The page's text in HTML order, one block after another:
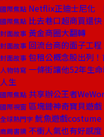
國際焦點 Netflix正迪士尼化
國際焦點 比去巷口超商買還
封面故事 黃金商圈大翻轉
封面故事 回流台商的面子工
封面故事 包租公概念股出列
人物特寫 一條街讓他52年生
人生
國際焦點 共享辦公王者
國際視窗 區塊鏈神奇寶貝遊
全球熱門字 魷魚遊戲costume
商周書摘 不衝人氣也有好感